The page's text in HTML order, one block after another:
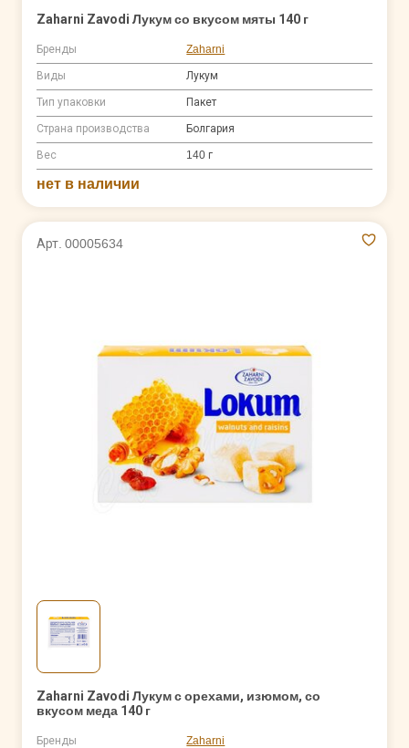
Zaharni Zavodi Лукум со вкусом мяты 140 г
Бренды Zaharni
Виды Лукум
Тип упаковки Пакет
Страна производства Болгария
Вес 140 г
нет в наличии
Арт. 00005634
Zaharni Zavodi Лукум с орехами, изюмом, со
вкусом меда 140 г
Бренды Zaharni